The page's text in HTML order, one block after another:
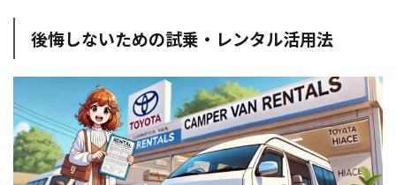
後悔しないための試乗・レンタル活用法